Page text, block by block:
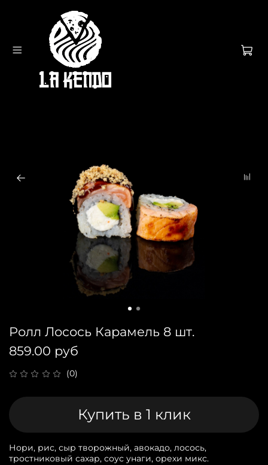
(0)
Ролл Лосось Карамель 8 шт.
859.00 руб
Купить в 1 клик
Нори, рис, сыр творожный, авокадо, лосось,
тростниковый сахар, соус унаги, орехи микс.